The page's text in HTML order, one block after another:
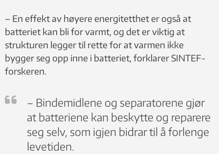
– En effekt av høyere energitetthet er også at
batteriet kan bli for varmt, og det er viktig at
strukturen legger til rette for at varmen ikke
bygger seg opp inne i batteriet, forklarer SINTEF-
forskeren.
– Bindemidlene og separatorene gjør
at batteriene kan beskytte og reparere
seg selv, som igjen bidrar til å forlenge
levetiden.